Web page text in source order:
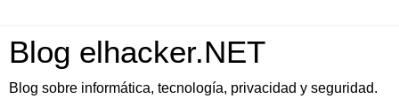
Blog elhacker.NET
Blog sobre informática, tecnología, privacidad y seguridad.